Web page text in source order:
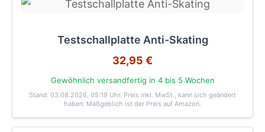
Testschallplatte Anti-Skating
32,95 €
Gewöhnlich versandfertig in 4 bis 5 Wochen
Stand: 03.08.2026, 05:19 Uhr. Preis inkl. MwSt., kann sich geändert
haben. Maßgeblich ist der Preis auf Amazon.